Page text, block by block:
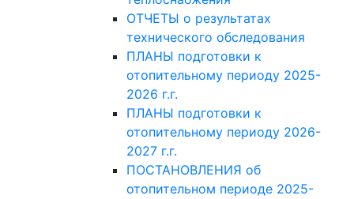
ОТЧЕТЫ о результатах
технического обследования
ПЛАНЫ подготовки к
отопительному периоду 2025-
2026 г.г.
ПЛАНЫ подготовки к
отопительному периоду 2026-
2027 г.г.
ПОСТАНОВЛЕНИЯ об
отопительном периоде 2025-